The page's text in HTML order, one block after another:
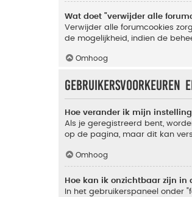
Wat doet "verwijder alle
Verwijder alle forumcookies
de mogelijkheid, indien de
Omhoog
Gebruikersvoorkeuren
Hoe verander ik mijn
Als je geregistreerd bent,
op de pagina, maar dit kan
Omhoog
Hoe kan ik onzichtbaar zijn in
In het gebruikerspaneel onder